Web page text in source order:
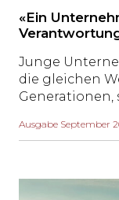
«Ein
Junge
die gleichen
Gespräch.
Ausgabe September